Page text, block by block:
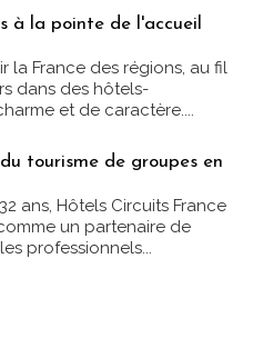
à la pointe de l'accueil
la France des régions, au fil
dans des hôtels-
et de caractère....
tourisme de groupes en
ans, Hôtels Circuits France
comme un partenaire de
professionnels...